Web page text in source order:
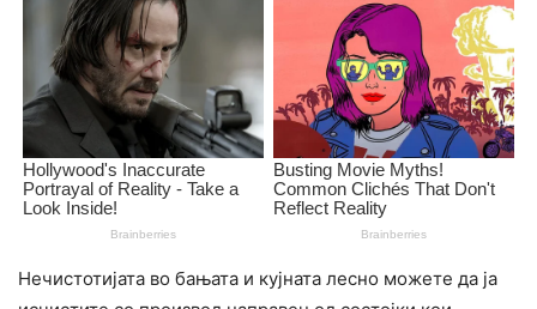
Нечистотијата во бањата и кујната лесно можете да ја